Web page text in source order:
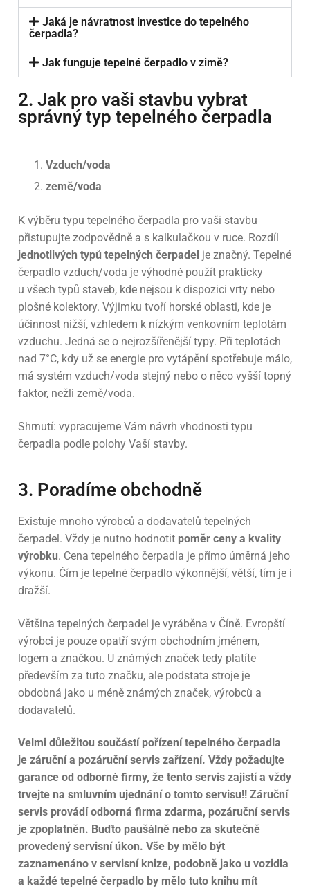
Jaká je návratnost investice do tepelného
čerpadla?
Jak funguje tepelné čerpadlo v zimě?
2. Jak pro vaši stavbu vybrat
správný typ tepelného čerpadla
Vzduch/voda
země/voda
K výběru typu tepelného čerpadla pro vaši stavbu
přistupujte zodpovědně a s kalkulačkou v ruce. Rozdíl
jednotlivých typů tepelných čerpadel je značný. Tepelné
čerpadlo vzduch/voda je výhodné použít prakticky
u všech typů staveb, kde nejsou k dispozici vrty nebo
plošné kolektory. Výjimku tvoří horské oblasti, kde je
účinnost nižší, vzhledem k nízkým venkovním teplotám
vzduchu. Jedná se o nejrozšířenější typy. Při teplotách
nad 7°C, kdy už se energie pro vytápění spotřebuje málo,
má systém vzduch/voda stejný nebo o něco vyšší topný
faktor, nežli země/voda.
Shrnutí: vypracujeme Vám návrh vhodnosti typu
čerpadla podle polohy Vaší stavby.
3. Poradíme obchodně
Existuje mnoho výrobců a dodavatelů tepelných
čerpadel. Vždy je nutno hodnotit poměr ceny a kvality
výrobku. Cena tepelného čerpadla je přímo úměrná jeho
výkonu. Čím je tepelné čerpadlo výkonnější, větší, tím je i
dražší.
Většina tepelných čerpadel je vyráběna v Číně. Evropští
výrobci je pouze opatří svým obchodním jménem,
logem a značkou. U známých značek tedy platíte
především za tuto značku, ale podstata stroje je
obdobná jako u méně známých značek, výrobců a
dodavatelů.
Velmi důležitou součástí pořízení tepelného čerpadla
je záruční a pozáruční servis zařízení. Vždy požadujte
garance od odborné firmy, že tento servis zajistí a vždy
trvejte na smluvním ujednání o tomto servisu!! Záruční
servis provádí odborná firma zdarma, pozáruční servis
je zpoplatněn. Buďto paušálně nebo za skutečně
provedený servisní úkon. Vše by mělo být
zaznamenáno v servisní knize, podobně jako u vozidla
a každé tepelné čerpadlo by mělo tuto knihu mít